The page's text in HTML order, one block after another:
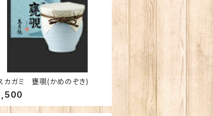
カガミ 甕覗(かめのぞき)